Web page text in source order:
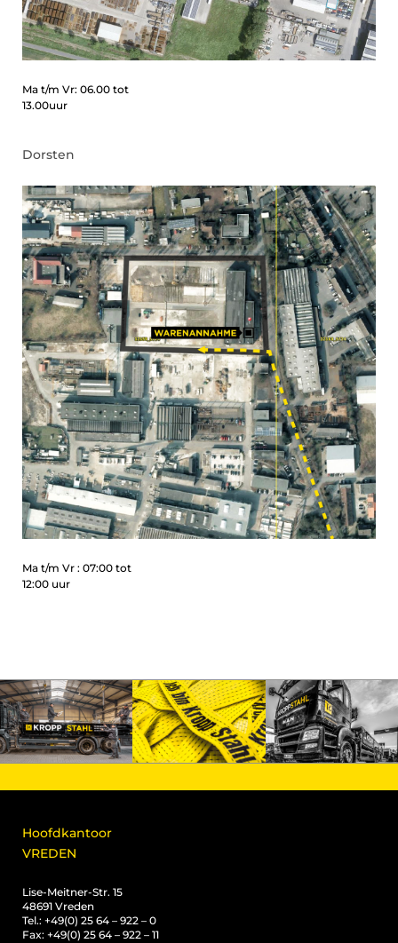
Ma t/m Vr: 06.00 tot
13.00uur
Dorsten
Ma t/m Vr : 07:00 tot
12:00 uur
Hoofdkantoor
VREDEN
Lise-Meitner-Str. 15
48691 Vreden
Tel.: +49(0) 25 64 – 922 – 0
Fax: +49(0) 25 64 – 922 – 11